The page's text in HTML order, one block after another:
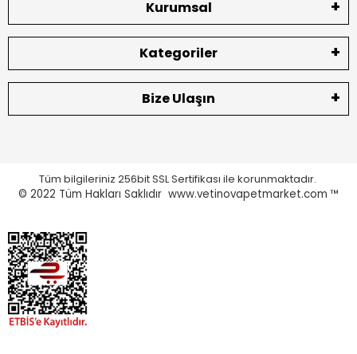
Kurumsal
Kategoriler
Bize Ulaşın
Tüm bilgileriniz 256bit SSL Sertifikası ile korunmaktadır.
© 2022 Tüm Hakları Saklıdır www.vetinovapetmarket.com ™